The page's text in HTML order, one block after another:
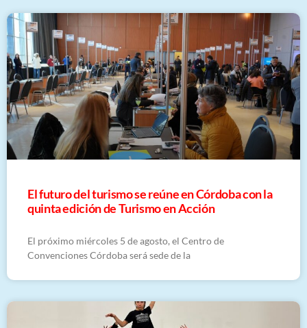
El futuro del turismo se reúne en Córdoba con la
quinta edición de Turismo en Acción
El próximo miércoles 5 de agosto, el Centro de
Convenciones Córdoba será sede de la